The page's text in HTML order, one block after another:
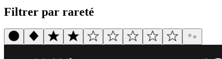
Filtrer par rareté